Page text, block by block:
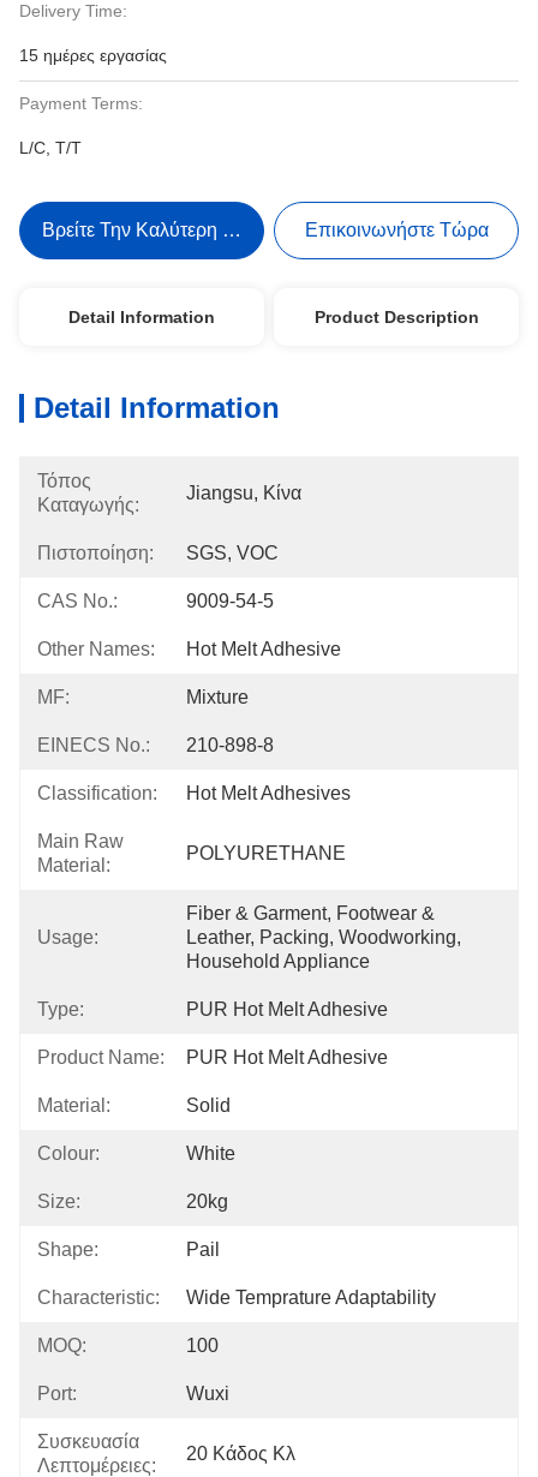
Delivery Time:
15 ημέρες εργασίας
Payment Terms:
L/C, T/T
Βρείτε Την Καλύτερη Τιμή Επικοινωνήστε Τώρα
Detail Information Product Description
Detail Information
Τόπος
Καταγωγής:
Jiangsu, Κίνα
Πιστοποίηση: SGS, VOC
CAS No.: 9009-54-5
Other Names: Hot Melt Adhesive
MF: Mixture
EINECS No.: 210-898-8
Classification: Hot Melt Adhesives
Main Raw
Material:
POLYURETHANE
Usage:
Fiber & Garment, Footwear &
Leather, Packing, Woodworking,
Household Appliance
Type: PUR Hot Melt Adhesive
Product Name: PUR Hot Melt Adhesive
Material: Solid
Colour: White
Size: 20kg
Shape: Pail
Characteristic: Wide Temprature Adaptability
MOQ: 100
Port: Wuxi
Συσκευασία
Λεπτομέρειες:
20 Κάδος Κλ